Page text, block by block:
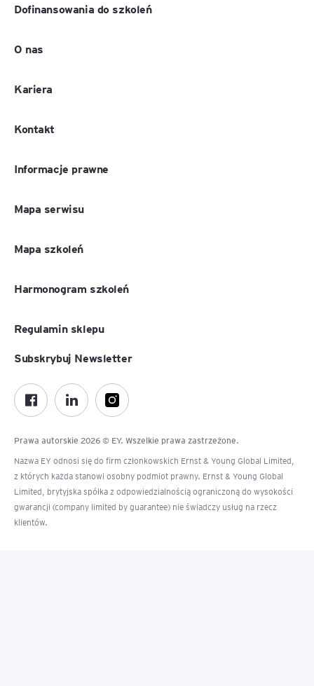
Dofinansowania do szkoleń
O nas
Kariera
Kontakt
Informacje prawne
Mapa serwisu
Mapa szkoleń
Harmonogram szkoleń
Regulamin sklepu
Prawa autorskie 2026 © EY. Wszelkie prawa zastrzeżone.
Nazwa EY odnosi się do firm członkowskich Ernst & Young Global Limited,
z których każda stanowi osobny podmiot prawny. Ernst & Young Global
Limited, brytyjska spółka z odpowiedzialnością ograniczoną do wysokości
gwarancji (company limited by guarantee) nie świadczy usług na rzecz
klientów.
Subskrybuj Newsletter